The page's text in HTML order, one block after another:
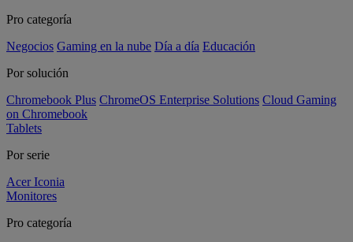
Pro categoría
Negocios Gaming en la nube Día a día Educación
Por solución
Chromebook Plus ChromeOS Enterprise Solutions Cloud Gaming
on Chromebook
Tablets
Por serie
Acer Iconia
Monitores
Pro categoría